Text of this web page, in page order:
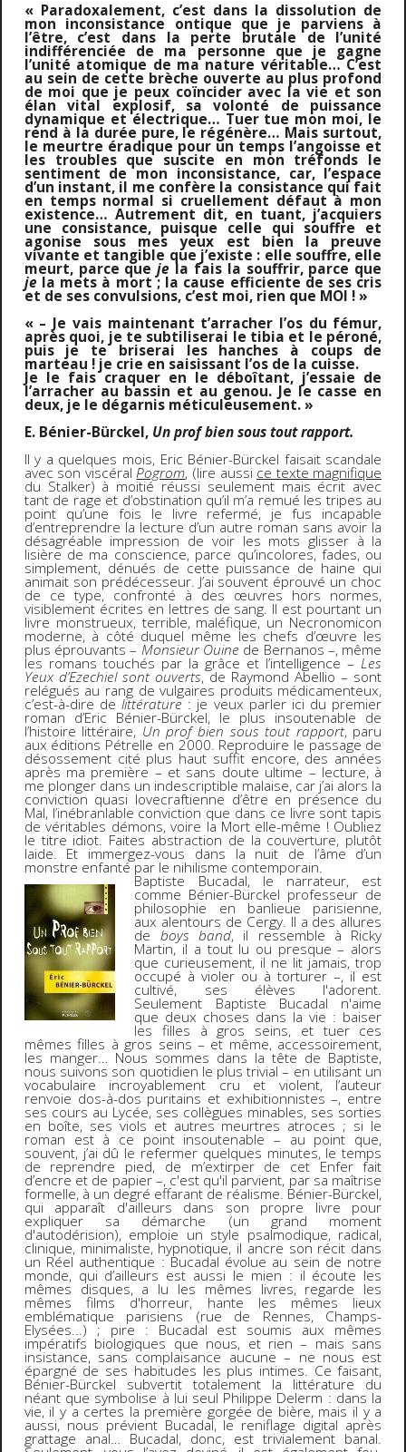
« Paradoxalement, c’est dans la dissolution de
mon inconsistance ontique que je parviens à
l’être, c’est dans la perte brutale de l’unité
indifférenciée de ma personne que je gagne
l’unité atomique de ma nature véritable… C’est
au sein de cette brèche ouverte au plus profond
de moi que je peux coïncider avec la vie et son
élan vital explosif, sa volonté de puissance
dynamique et électrique… Tuer tue mon moi, le
rend à la durée pure, le régénère… Mais surtout,
le meurtre éradique pour un temps l’angoisse et
les troubles que suscite en mon tréfonds le
sentiment de mon inconsistance, car, l’espace
d’un instant, il me confère la consistance qui fait
en temps normal si cruellement défaut à mon
existence… Autrement dit, en tuant, j’acquiers
une consistance, puisque celle qui souffre et
agonise sous mes yeux est bien la preuve
vivante et tangible que j’existe : elle souffre, elle
meurt, parce queje la fais la souffrir, parce que
jela mets à mort ; la cause efficiente de ses cris
et de ses convulsions, c’est moi, rien que MOI ! »
« – Je vais maintenant t’arracher l’os du fémur,
après quoi, je te subtiliserai le tibia et le péroné,
puis je te briserai les hanches à coups de
marteau ! je crie en saisissant l’os de la cuisse.
Je le fais craquer en le déboîtant, j’essaie de
l’arracher au bassin et au genou. Je le casse en
deux, je le dégarnis méticuleusement. »
E. Bénier-Bürckel, Un prof bien sous tout rapport.
Il y a quelques mois, Eric Bénier-Bürckel faisait scandale
avec son viscéralPogrom, (lire aussi ce texte magnifique
du Stalker) à moitié réussi seulement mais écrit avec
tant de rage et d’obstination qu’il m’a remué les tripes au
point qu’une fois le livre refermé, je fus incapable
d’entreprendre la lecture d’un autre roman sans avoir la
désagréable impression de voir les mots glisser à la
lisière de ma conscience, parce qu’incolores, fades, ou
simplement, dénués de cette puissance de haine qui
animait son prédécesseur. J’ai souvent éprouvé un choc
de ce type, confronté à des œuvres hors normes,
visiblement écrites en lettres de sang. Il est pourtant un
livre monstrueux, terrible, maléfique, un Necronomicon
moderne, à côté duquel même les chefs d’œuvre les
plus éprouvants – Monsieur Ouine de Bernanos –, même
les romans touchés par la grâce et l’intelligence –Les
Yeux d’Ezechiel sont ouverts, de Raymond Abellio – sont
relégués au rang de vulgaires produits médicamenteux,
c’est-à-dire delittérature: je veux parler ici du premier
roman d’Eric Bénier-Bürckel, le plus insoutenable de
l’histoire littéraire, Un prof bien sous tout rapport, paru
aux éditions Pétrelle en 2000. Reproduire le passage de
désossement cité plus haut suffit encore, des années
après ma première – et sans doute ultime – lecture, à
me plonger dans un indescriptible malaise, car j’ai alors la
conviction quasi lovecraftienne d’être en présence du
Mal, l’inébranlable conviction que dans ce livre sont tapis
de véritables démons, voire la Mort elle-même ! Oubliez
le titre idiot. Faites abstraction de la couverture, plutôt
laide. Et immergez-vous dans la nuit de l’âme d’un
monstre enfanté par le nihilisme contemporain.
Baptiste Bucadal, le narrateur, est
comme Bénier-Bürckel professeur de
philosophie en banlieue parisienne,
aux alentours de Cergy. Il a des allures
de boys band, il ressemble à Ricky
Martin, il a tout lu ou presque – alors
que curieusement, il ne lit jamais, trop
occupé à violer ou à torturer –, il est
cultivé, ses élèves l'adorent.
Seulement Baptiste Bucadal n'aime
que deux choses dans la vie : baiser
les filles à gros seins, et tuer ces
mêmes filles à gros seins – et même, accessoirement,
les manger… Nous sommes dans la tête de Baptiste,
nous suivons son quotidien le plus trivial – en utilisant un
vocabulaire incroyablement cru et violent, l’auteur
renvoie dos-à-dos puritains et exhibitionnistes –, entre
ses cours au Lycée, ses collègues minables, ses sorties
en boîte, ses viols et autres meurtres atroces ; si le
roman est à ce point insoutenable – au point que,
souvent, j’ai dû le refermer quelques minutes, le temps
de reprendre pied, de m’extirper de cet Enfer fait
d’encre et de papier –, c'est qu'il parvient, par sa maîtrise
formelle, à un degré effarant de réalisme. Bénier-Bürckel,
qui apparaît d'ailleurs dans son propre livre pour
expliquer sa démarche (un grand moment
d'autodérision), emploie un style psalmodique, radical,
clinique, minimaliste, hypnotique, il ancre son récit dans
un Réel authentique : Bucadal évolue au sein de notre
monde, qui d’ailleurs est aussi le mien : il écoute les
mêmes disques, a lu les mêmes livres, regarde les
mêmes films d'horreur, hante les mêmes lieux
emblématique parisiens (rue de Rennes, Champs-
Elysées...) ; pire : Bucadal est soumis aux mêmes
impératifs biologiques que nous, et rien – mais sans
insistance, sans complaisance aucune – ne nous est
épargné de ses habitudes les plus intimes. Ce faisant,
Bénier-Bürckel subvertit totalement la littérature du
néant que symbolise à lui seul Philippe Delerm : dans la
vie, il y a certes la première gorgée de bière, mais il y a
aussi, nous prévient Bucadal, le reniflage digital après
grattage anal… Bucadal, donc, est trivialement banal.